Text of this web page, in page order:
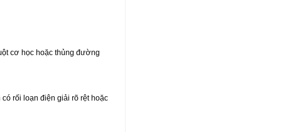
cơ học hoặc thủng đường
rối loạn điện giải rõ rệt hoặc